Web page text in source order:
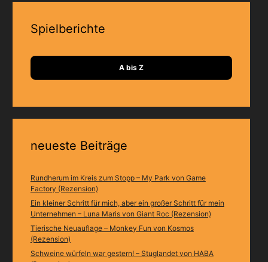
Spielberichte
A bis Z
neueste Beiträge
Rundherum im Kreis zum Stopp – My Park von Game
Factory (Rezension)
Ein kleiner Schritt für mich, aber ein großer Schritt für mein
Unternehmen – Luna Maris von Giant Roc (Rezension)
Tierische Neuauflage – Monkey Fun von Kosmos
(Rezension)
Schweine würfeln war gestern! – Stuglandet von HABA